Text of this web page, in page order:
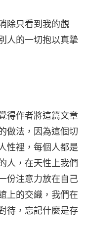
除只看到我的觀
人的一切抱以真摯
得作者將這篇文章
做法，因為這個切
性裡，每個人都是
人，在天性上我們
份注意力放在自己
上的交織，我們在
待，忘記什麼是存